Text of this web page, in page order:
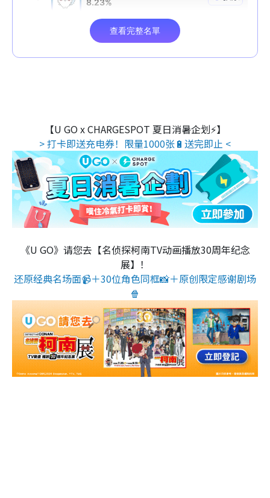
【U GO x CHARGESPOT 夏日消暑企划⚡】
> 打卡即送充电券！限量1000张🔋送完即止 <
《U GO》请您去【名侦探柯南TV动画播放30周年纪念
展】！
还原经典名场面📹＋30位角色同框📸＋原创限定感谢剧场
🍿